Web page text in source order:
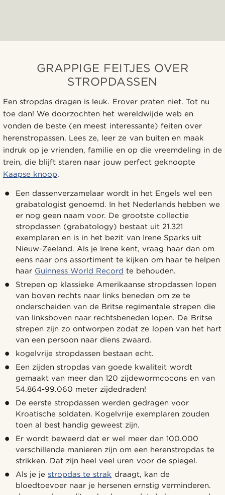
GRAPPIGE FEITJES OVER
STROPDASSEN
Een stropdas dragen is leuk. Erover praten niet. Tot nu
toe dan! We doorzochten het wereldwijde web en
vonden de beste (en meest interessante) feiten over
herenstropassen. Lees ze, leer ze van buiten en maak
indruk op je vrienden, familie en op die vreemdeling in de
trein, die blijft staren naar jouw perfect geknoopte
Kaapse knoop.
Een dassenverzamelaar wordt in het Engels wel een
grabatologist genoemd. In het Nederlands hebben we
er nog geen naam voor. De grootste collectie
stropdassen (grabatology) bestaat uit 21.321
exemplaren en is in het bezit van Irene Sparks uit
Nieuw-Zeeland. Als je Irene kent, vraag haar dan om
eens naar ons assortiment te kijken om haar te helpen
haar Guinness World Record te behouden.
Strepen op klassieke Amerikaanse stropdassen lopen
van boven rechts naar links beneden om ze te
onderscheiden van de Britse regimentale strepen die
van linksboven naar rechtsbeneden lopen. De Britse
strepen zijn zo ontworpen zodat ze lopen van het hart
van een persoon naar diens zwaard.
kogelvrije stropdassen bestaan echt.
Een zijden stropdas van goede kwaliteit wordt
gemaakt van meer dan 120 zijdewormcocons en van
54.864-99.060 meter zijdedraden!
De eerste stropdassen werden gedragen voor
Kroatische soldaten. Kogelvrije exemplaren zouden
toen al best handig geweest zijn.
Er wordt beweerd dat er wel meer dan 100.000
verschillende manieren zijn om een herenstropdas te
strikken. Dat zijn heel veel uren voor de spiegel.
Als je je stropdas te strak draagt, kan de
bloedtoevoer naar je hersenen ernstig verminderen.